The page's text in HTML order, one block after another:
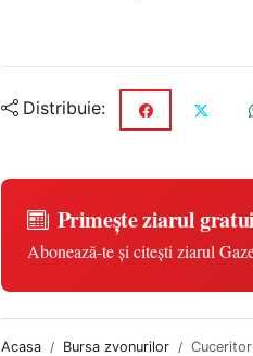
Distribuie:
Primește ziarul
Abonează-te și citești ziarul
Acasa Bursa zvonurilor